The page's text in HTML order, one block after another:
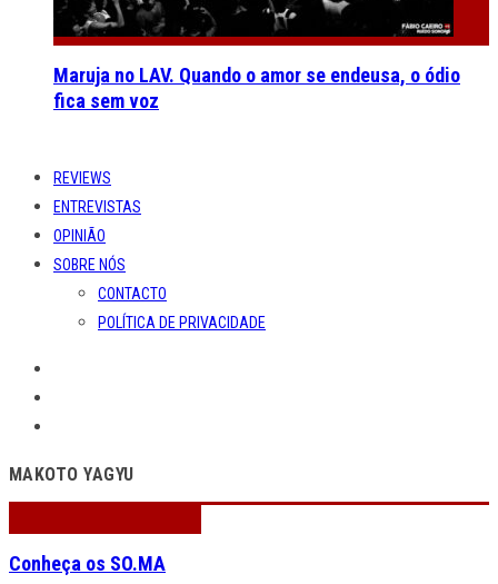
Maruja no LAV. Quando o amor se endeusa, o ódio
fica sem voz
REVIEWS
ENTREVISTAS
OPINIÃO
SOBRE NÓS
CONTACTO
POLÍTICA DE PRIVACIDADE
MAKOTO YAGYU
Conheça os SO.MA